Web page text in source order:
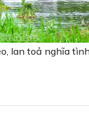
lan toả nghĩa